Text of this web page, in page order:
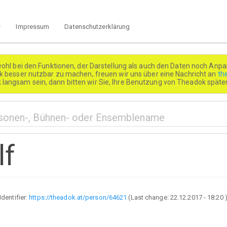
Impressum Datenschutzerklärung
bei den Funktionen, der Darstellung als auch den Daten noch
besser nutzbar zu machen, freuen wir uns über eine Nachricht an
sein, dann bitten wir Sie, Ihre Benutzung von Theadok
Identifier:https://theadok.at/person/64621 (Last change: 22.12.2017 - 18:20)